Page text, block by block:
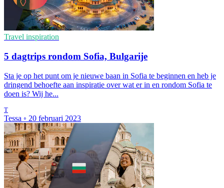
Travel inspiration
5 dagtrips rondom Sofia, Bulgarije
Sta je op het punt om je nieuwe baan in Sofia te beginnen en heb je
dringend behoefte aan inspiratie over wat er in en rondom Sofia te
doen is? Wij he...
T
Tessa ◦ 20 februari 2023